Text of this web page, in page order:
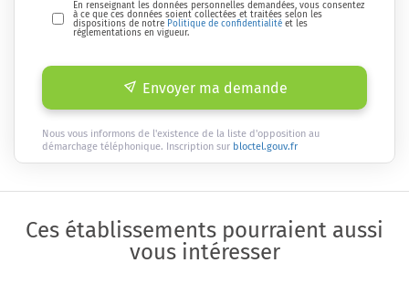
En renseignant les données personnelles demandées, vous consentez
à ce que ces données soient collectées et traitées selon les
dispositions de notre Politique de confidentialité et les
réglementations en vigueur.
Envoyer ma demande
Nous vous informons de l'existence de la liste d'opposition au
démarchage téléphonique. Inscription sur bloctel.gouv.fr
Ces établissements pourraient aussi
vous intéresser